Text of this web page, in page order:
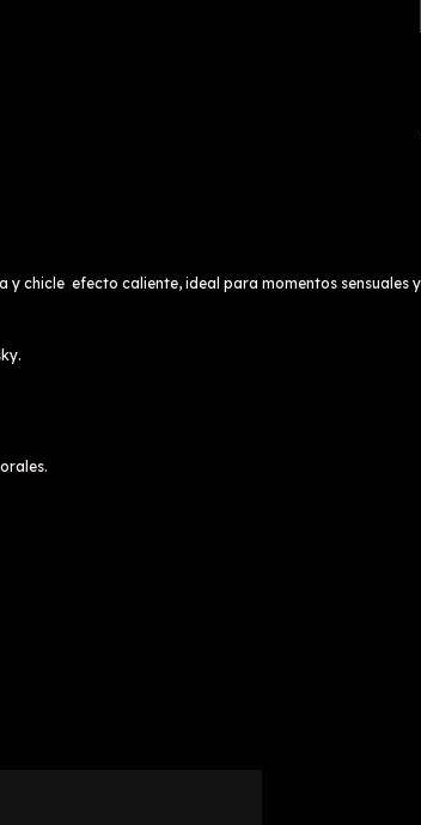
y chicle efecto caliente, ideal para momentos sensuales